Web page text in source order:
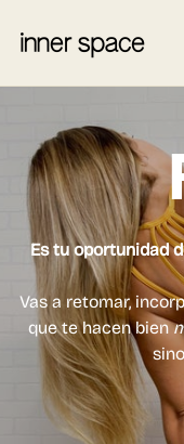
Es tu oportunidad
Vas a retomar,
que te hacen bien